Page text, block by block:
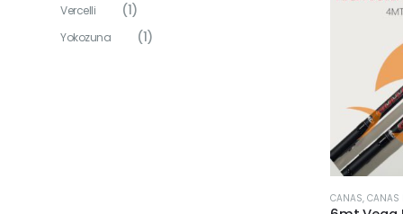
CANAS, CANAS
Vercelli (1)
Yokozuna (1)